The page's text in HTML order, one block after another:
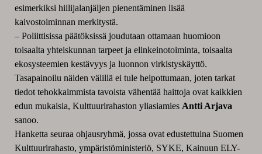
esimerkiksi hiilijalanjäljen pienentäminen lisää
kaivostoiminnan merkitystä.
– Poliittisissa päätöksissä joudutaan ottamaan huomioon
toisaalta yhteiskunnan tarpeet ja elinkeinotoiminta, toisaalta
ekosysteemien kestävyys ja luonnon virkistyskäyttö.
Tasapainoilu näiden välillä ei tule helpottumaan, joten tarkat
tiedot tehokkaimmista tavoista vähentää haittoja ovat kaikkien
edun mukaisia, Kulttuurirahaston yliasiamies Antti Arjava
sanoo.
Hanketta seuraa ohjausryhmä, jossa ovat edustettuina Suomen
Kulttuurirahasto, ympäristöministeriö, SYKE, Kainuun ELY-